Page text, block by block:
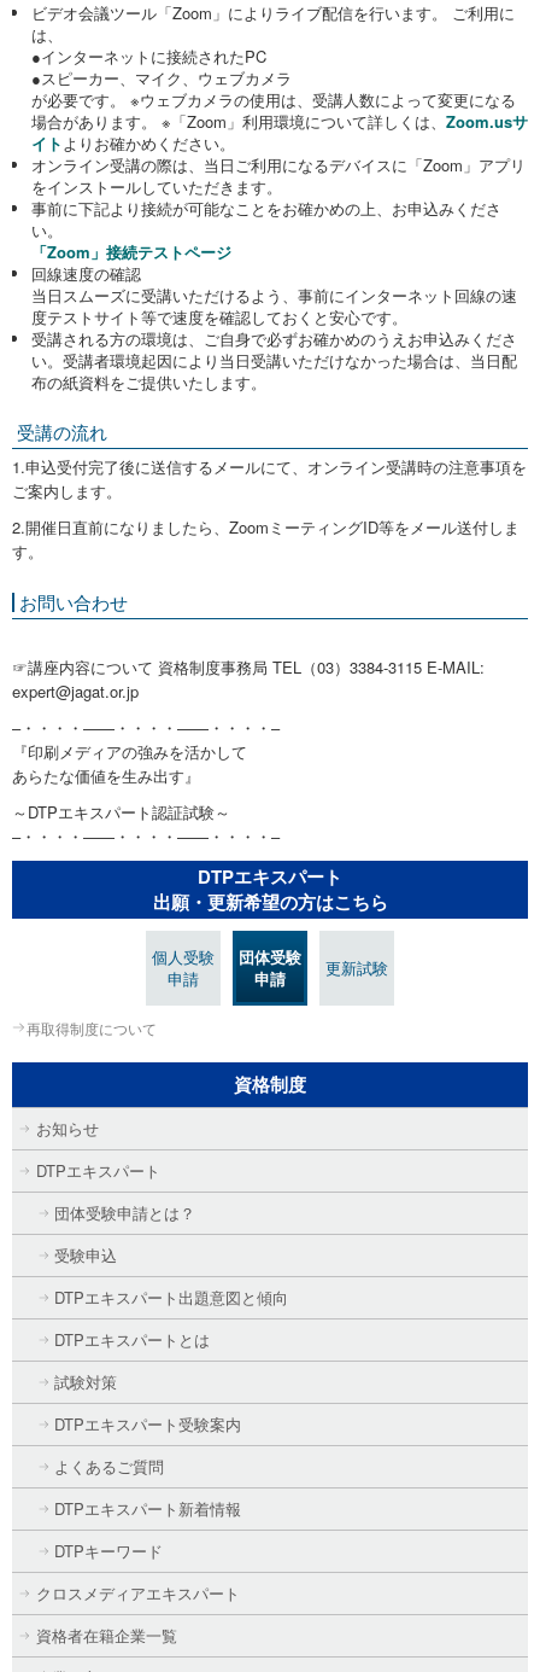
ビデオ会議ツール「Zoom」によりライブ配信を行います。 ご利用に
は、
●インターネットに接続されたPC
●スピーカー、マイク、ウェブカメラ
が必要です。 ※ウェブカメラの使用は、受講人数によって変更になる
場合があります。 ※「Zoom」利用環境について詳しくは、 Zoom.usサ
イトよりお確かめください。
オンライン受講の際は、当日ご利用になるデバイスに「Zoom」アプリ
をインストールしていただきます。
事前に下記より接続が可能なことをお確かめの上、お申込みくださ
い。
「Zoom」接続テストページ
回線速度の確認
当日スムーズに受講いただけるよう、事前にインターネット回線の速
度テストサイト等で速度を確認しておくと安心です。
受講される方の環境は、ご自身で必ずお確かめのうえお申込みくださ
い。受講者環境起因により当日受講いただけなかった場合は、当日配
布の紙資料をご提供いたします。
受講の流れ
1.申込受付完了後に送信するメールにて、オンライン受講時の注意事項を
ご案内します。
2.開催日直前になりましたら、ZoomミーティングID等をメール送付しま
す。
お問い合わせ
☞講座内容について 資格制度事務局 TEL（03）3384-3115 E-MAIL:
expert@jagat.or.jp
–・・・・——・・・・——・・・・–
『印刷メディアの強みを活かして
あらたな価値を生み出す』
～DTPエキスパート認証試験～
–・・・・——・・・・——・・・・–
DTPエキスパート
出願・更新希望の方はこちら
個人受験
申請
団体受験
申請
更新試験
再取得制度について
資格制度
お知らせ
DTPエキスパート
団体受験申請とは？
受験申込
DTPエキスパート出題意図と傾向
DTPエキスパートとは
試験対策
DTPエキスパート受験案内
よくあるご質問
DTPエキスパート新着情報
DTPキーワード
クロスメディアエキスパート
資格者在籍企業一覧